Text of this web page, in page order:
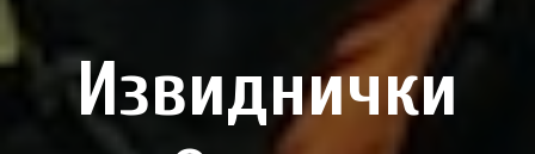
Извиднички